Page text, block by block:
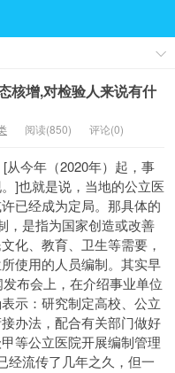
核增,对检验人来说有什
阅读(850) 评论(0)
从今年（2020年）起，事
]也就是说，当地的公立医
已经成为定局。那具体的
，是指为国家创造或改善
化、教育、卫生等需要，
使用的人员编制。其实早
布会上，在介绍事业单位
示：研究制定高校、公立
办法，配合有关部门做好
等公立医院开展编制管理
经流传了几年之久，但一